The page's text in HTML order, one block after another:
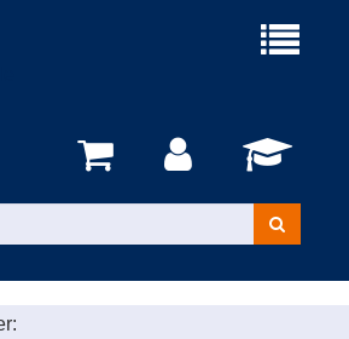
Menü
Kurse
suchen